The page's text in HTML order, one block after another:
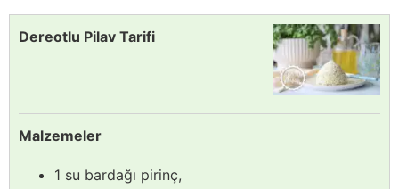
Dereotlu Pilav Tarifi
Malzemeler
1 su bardağı pirinç,